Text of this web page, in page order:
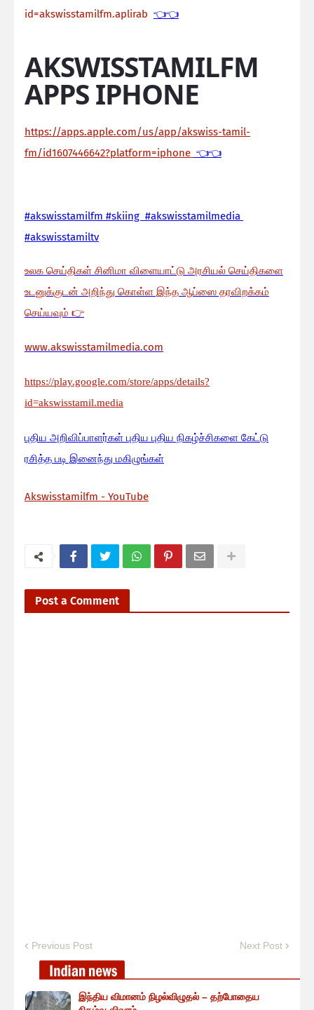
id=akswisstamilfm.aplirab 👈👈
AKSWISSTAMILFM
APPS IPHONE
https://apps.apple.com/us/app/akswiss-tamil-
fm/id1607446642?platform=iphone 👈👈
#akswisstamilfm #skiing #akswisstamilmedia
#akswisstamiltv
உலக செய்திகள் சினிமா விளையாட்டு அரசியல் செய்திகளை
உடனுக்குடன் அறிந்து கொள்ள இந்த ஆப்ஸை தரவிறக்கம்
செய்யவும் 👉
www.akswisstamilmedia.com
https://play.google.com/store/apps/details?
id=akswisstamil.media
புதிய அறிவிப்பாளர்கள் புதிய புதிய நிகழ்ச்சிகளை கேட்டு
ரசித்த படி இனைந்து மகிழுங்கள்
Akswisstamilfm - YouTube
Post a Comment
Previous Post Next Post
இந்திய விமானம் நிழல்விழுதல் – தற்போதைய